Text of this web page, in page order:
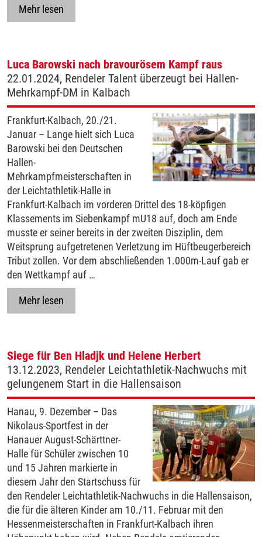
Mehr lesen
Luca Barowski nach bravourösem Kampf raus
22.01.2024, Rendeler Talent überzeugt bei Hallen-
Mehrkampf-DM in Kalbach
Frankfurt-Kalbach, 20./21.
Januar – Lange hielt sich Luca
Barowski bei den Deutschen
Hallen-
Mehrkampfmeisterschaften in
der Leichtathletik-Halle in
Frankfurt-Kalbach im vorderen Drittel des 18-köpfigen
Klassements im Siebenkampf mU18 auf, doch am Ende
musste er seiner bereits in der zweiten Disziplin, dem
Weitsprung aufgetretenen Verletzung im Hüftbeugerbereich
Tribut zollen. Vor dem abschließenden 1.000m-Lauf gab er
den Wettkampf auf …
Mehr lesen
Siege für Ben Hladjk und Helene Herbert
13.12.2023, Rendeler Leichtathletik-Nachwuchs mit
gelungenem Start in die Hallensaison
Hanau, 9. Dezember – Das
Nikolaus-Sportfest in der
Hanauer August-Schärttner-
Halle für Schüler zwischen 10
und 15 Jahren markierte in
diesem Jahr den Startschuss für
den Rendeler Leichtathletik-Nachwuchs in die Hallensaison,
die für die älteren Kinder am 10./11. Februar mit den
Hessenmeisterschaften in Frankfurt-Kalbach ihren